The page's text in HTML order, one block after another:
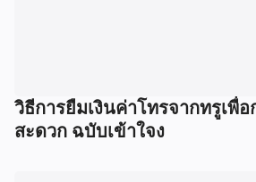
วิธีการยืมเงินค่าโทรจากทรูเพื่
สะดวก ฉบับเข้าใจง